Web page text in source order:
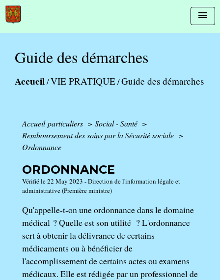
menu
Guide des démarches
Accueil/VIE PRATIQUE/Guide des démarches
Accueil particuliers > Social - Santé >
Remboursement des soins par la Sécurité sociale >
Ordonnance
ORDONNANCE
Vérifié le 22 May 2023 - Direction de l'information légale et
administrative (Première ministre)
Qu'appelle-t-on une ordonnance dans le domaine
médical ? Quelle est son utilité ? L'ordonnance
sert à obtenir la délivrance de certains
médicaments ou à bénéficier de
l'accomplissement de certains actes ou examens
médicaux. Elle est rédigée par un professionnel de